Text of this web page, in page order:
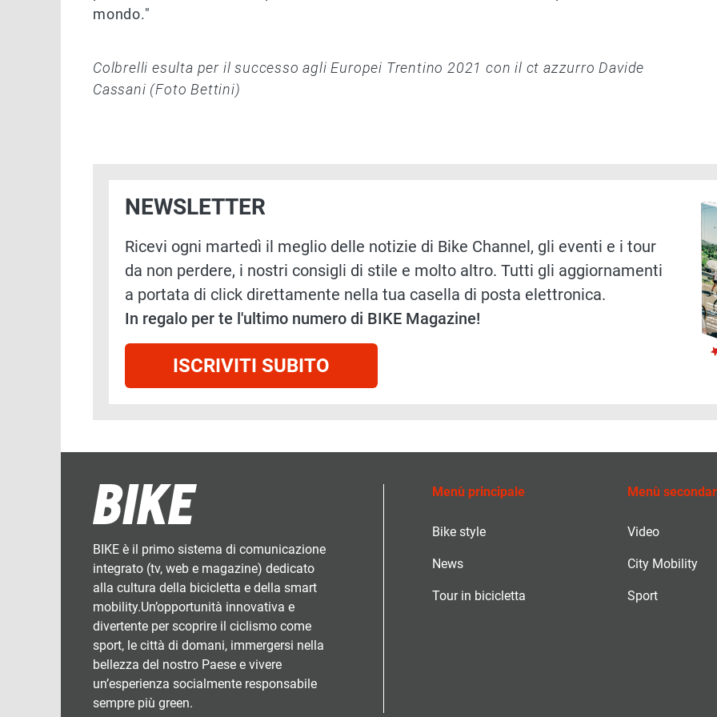
mondo."
Colbrelli esulta per il successo agli Europei Trentino 2021 con il ct azzurro Davide
Cassani (Foto Bettini)
NEWSLETTER
Ricevi ogni martedì il meglio delle notizie di Bike Channel, gli eventi e i tour
da non perdere, i nostri consigli di stile e molto altro. Tutti gli aggiornamenti
a portata di click direttamente nella tua casella di posta elettronica.
In regalo per te l'ultimo numero di BIKE Magazine!
ISCRIVITI SUBITO
BIKE è il primo sistema di comunicazione
integrato (tv, web e magazine) dedicato
alla cultura della bicicletta e della smart
mobility.Un’opportunità innovativa e
divertente per scoprire il ciclismo come
sport, le città di domani, immergersi nella
bellezza del nostro Paese e vivere
un’esperienza socialmente responsabile
sempre più green.
Menù principale
Bike style
News
Tour in bicicletta
Menù
Video
City Mobility
Sport